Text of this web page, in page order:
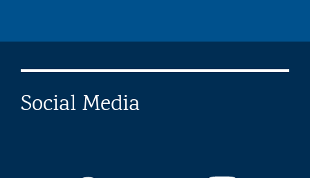
Social Media